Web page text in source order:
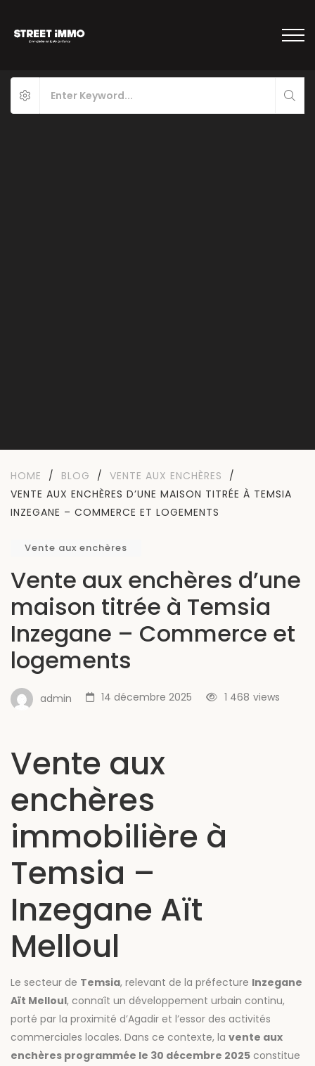
HOME / BLOG / VENTE AUX ENCHÈRES
/
VENTE AUX ENCHÈRES D’UNE MAISON TITRÉE À TEMSIA
INZEGANE – COMMERCE ET LOGEMENTS
Vente aux enchères
Vente aux enchères d’une
maison titrée à Temsia
Inzegane – Commerce et
logements
admin 14 décembre 2025 views
1 468
Vente aux
enchères
immobilière à
Temsia –
Inzegane Aït
Melloul
Le secteur de Temsia, relevant de la préfecture Inzegane
Aït Melloul, connaît un développement urbain continu,
porté par la proximité d’Agadir et l’essor des activités
commerciales locales. Dans ce contexte, la vente aux
enchères programmée le 30 décembre 2025 constitue